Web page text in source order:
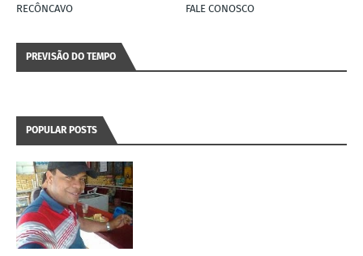
RECÔNCAVO
FALE CONOSCO
PREVISÃO DO TEMPO
POPULAR POSTS